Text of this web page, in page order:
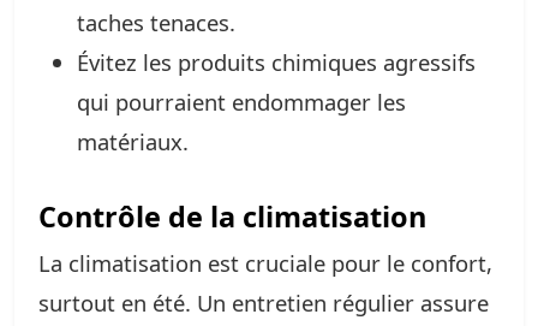
taches tenaces.
Évitez les produits chimiques agressifs
qui pourraient endommager les
matériaux.
Contrôle de la climatisation
La climatisation est cruciale pour le confort,
surtout en été. Un entretien régulier assure